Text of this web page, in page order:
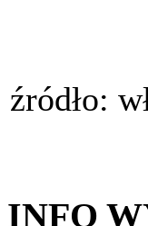
źródło:
INFO